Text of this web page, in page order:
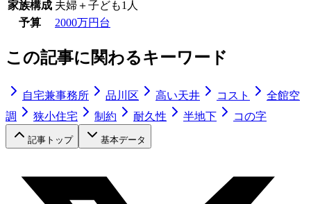
家族構成 夫婦＋子ども1人
予算
2000万円台
この記事に関わるキーワード
自宅兼事務所 品川区 高い天井 コスト
全館空
調
狭小住宅 制約 耐久性 半地下 コの字
記事トップ 基本データ